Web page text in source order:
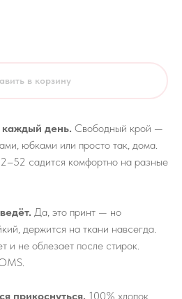
в корзину
день. Свободный крой —
юбками или просто так, дома.
садится комфортно на разные
Да, это принт — но
держится на ткани навсегда.
и не облезает после стирок.
прикоснуться. 100% хлопок